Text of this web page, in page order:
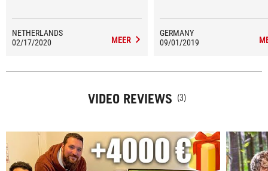
surround ervaring in een headset die ik
NETHERLANDS
02/17/2020
MEER
GERMANY
09/01/2019
VIDEO REVIEWS (3)